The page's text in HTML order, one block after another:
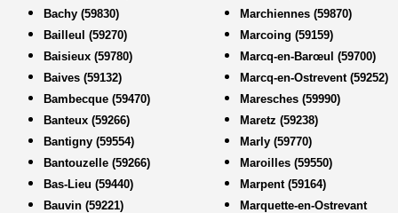
Bachy (59830)
Bailleul (59270)
Baisieux (59780)
Baives (59132)
Bambecque (59470)
Banteux (59266)
Bantigny (59554)
Bantouzelle (59266)
Bas-Lieu (59440)
Bauvin (59221)
Marchiennes (59870)
Marcoing (59159)
Marcq-en-Barœul (59700)
Marcq-en-Ostrevent (59252)
Maresches (59990)
Maretz (59238)
Marly (59770)
Maroilles (59550)
Marpent (59164)
Marquette-en-Ostrevant